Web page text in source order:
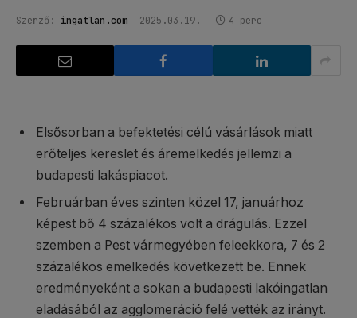
Szerző: ingatlan.com 2025.03.19. 4 perc
Elsősorban a befektetési célú vásárlások miatt
erőteljes kereslet és áremelkedés jellemzi a
budapesti lakáspiacot.
Februárban éves szinten közel 17, januárhoz
képest bő 4 százalékos volt a drágulás. Ezzel
szemben a Pest vármegyében feleekkora, 7 és 2
százalékos emelkedés következett be. Ennek
eredményeként a sokan a budapesti lakóingatlan
eladásából az agglomeráció felé vették az irányt.